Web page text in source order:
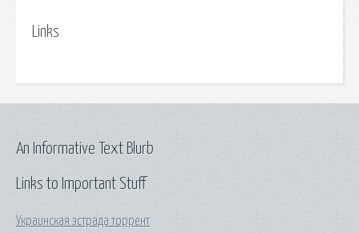
Links
Links to Important Stuff
Украинская эстрада торрент
An Informative Text Blurb